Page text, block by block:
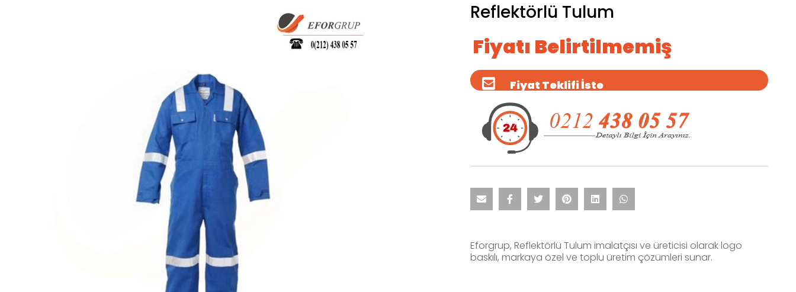
Reflektörlü Tulum
Fiyatı Belirtilmemiş
Fiyat Teklifi İste
Eforgrup, Reflektörlü Tulum imalatçısı ve üreticisi olarak logo
baskılı, markaya özel ve toplu üretim çözümleri sunar.